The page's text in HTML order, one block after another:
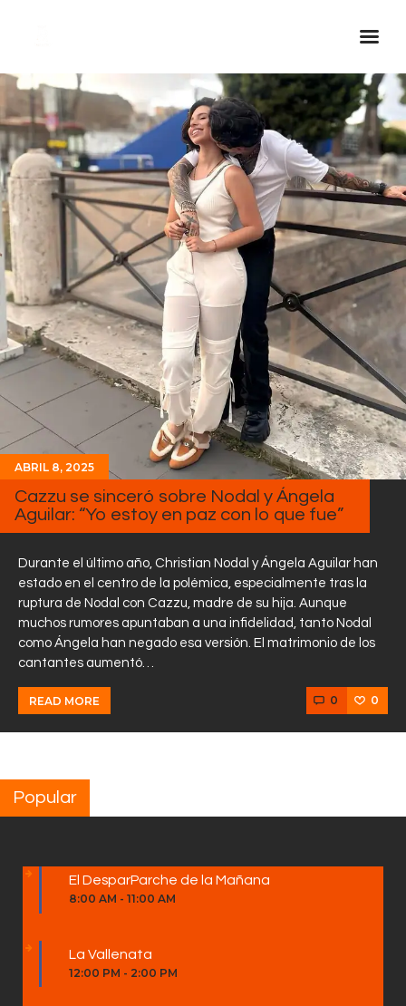
Inicio Real FM
Streaming
En Vivo
Descarga La APP
Programas
Noticias
Equipo
Sobre Nosotros
Contactos
ABRIL 8, 2025
Cazzu se sinceró sobre Nodal y Ángela
Aguilar: “Yo estoy en paz con lo que fue”
Durante el último año, Christian Nodal y Ángela Aguilar han
estado en el centro de la polémica, especialmente tras la
ruptura de Nodal con Cazzu, madre de su hija. Aunque
muchos rumores apuntaban a una infidelidad, tanto Nodal
como Ángela han negado esa versión. El matrimonio de los
cantantes aumentó…
READ MORE 0 0
Popular
El DesparParche de la Mañana
8:00 AM - 11:00 AM
La Vallenata
12:00 PM - 2:00 PM